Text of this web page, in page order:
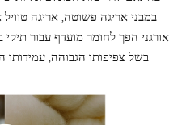
במבני אריגה פשוטה, אריגה
אורגני הפך לחומר מועדף עבור תיקי
בשל צפיפותו הגבוהה,